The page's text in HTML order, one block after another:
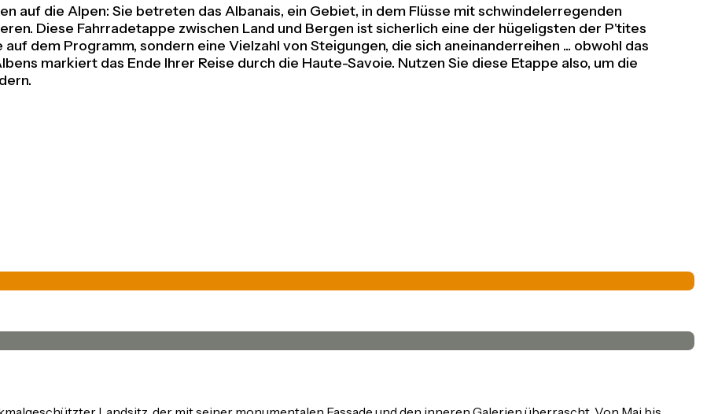
auf die Alpen: Sie betreten das Albanais, ein Gebiet, in dem Flüsse mit schwindelerregenden
Diese Fahrradetappe zwischen Land und Bergen ist sicherlich eine der hügeligsten der P'tites
dem Programm, sondern eine Vielzahl von Steigungen, die sich aneinanderreihen ... obwohl das
markiert das Ende Ihrer Reise durch die Haute-Savoie. Nutzen Sie diese Etappe also, um die